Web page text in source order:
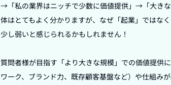
→「私の業界はニッチで少数に価値提供」→「大き
体はとてもよく分かりますが、なぜ「起業」ではな
少し弱いと感じられるかもしれません！
質問者様が目指す「より大きな規模」での価値提供
ワーク、ブランド力、既存顧客基盤など）や仕組み